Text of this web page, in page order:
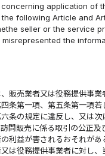
application of
following Article and
seller or the service
the
販売業者又は役務提供事業
条第一項、第五条第一項若
条の規定に違反し、又は次
問販売に係る取引の公正及
利益が害されるおそれがあ
は役務提供事業者に対し